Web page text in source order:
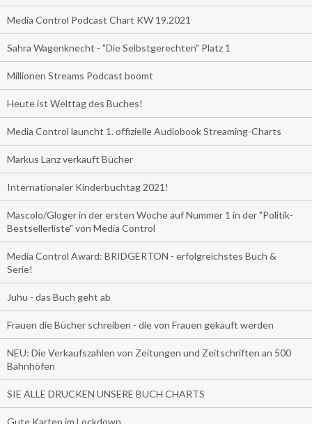
Media Control Podcast Chart KW 19.2021
Sahra Wagenknecht - "Die Selbstgerechten" Platz 1
Millionen Streams Podcast boomt
Heute ist Welttag des Buches!
Media Control launcht 1. offizielle Audiobook Streaming-Charts
Markus Lanz verkauft Bücher
Internationaler Kinderbuchtag 2021!
Mascolo/Gloger in der ersten Woche auf Nummer 1 in der "Politik-
Bestsellerliste" von Media Control
Media Control Award: BRIDGERTON - erfolgreichstes Buch &
Serie!
Juhu - das Buch geht ab
Frauen die Bücher schreiben - die von Frauen gekauft werden
NEU: Die Verkaufszahlen von Zeitungen und Zeitschriften an 500
Bahnhöfen
SIE ALLE DRUCKEN UNSERE BUCH CHARTS
Gute Karten im Lockdown